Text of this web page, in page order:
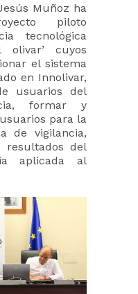
Muñoz ha
piloto
tecnológica
olivar’ cuyos
el sistema
en Innolivar,
usuarios del
formar y
para la
de vigilancia,
del
aplicada al